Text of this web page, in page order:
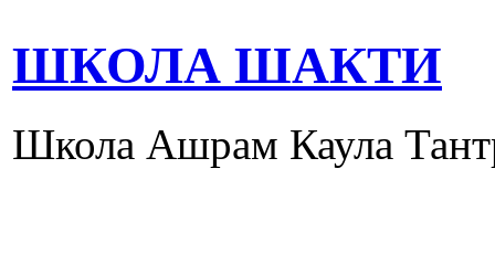
ШКОЛА ШАКТИ
Школа Ашрам Каула